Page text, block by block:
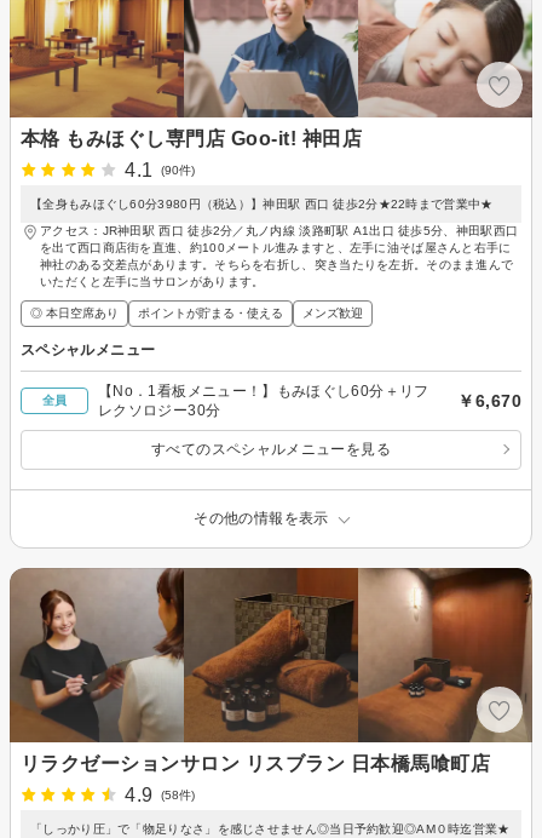
本格 もみほぐし専門店 Goo-it! 神田店
4.1
(90件)
【全身もみほぐし60分3980円（税込）】神田駅 西口 徒歩2分★22時まで営業中★
アクセス：JR神田駅 西口 徒歩2分／丸ノ内線 淡路町駅 A1出口 徒歩5分、神田駅西口
を出て西口商店街を直進、約100メートル進みますと、左手に油そば屋さんと右手に
神社のある交差点があります。そちらを右折し、突き当たりを左折。そのまま進んで
いただくと左手に当サロンがあります。
◎ 本日空席あり ポイントが貯まる・使える メンズ歓迎
スペシャルメニュー
全員
【No．1看板メニュー！】もみほぐし60分＋リフ
レクソロジー30分
￥6,670
すべてのスペシャルメニューを見る
その他の情報を表示
リラクゼーションサロン リスブラン 日本橋馬喰町店
4.9
(58件)
「しっかり圧」で「物足りなさ」を感じさせません◎当日予約歓迎◎AM０時迄営業★